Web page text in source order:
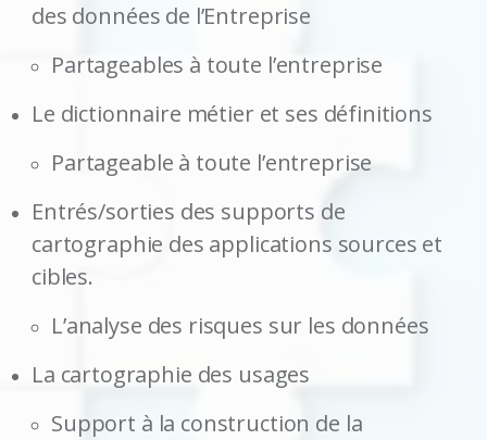
des données de l’Entreprise
Partageables à toute l’entreprise
Le dictionnaire métier et ses définitions
Partageable à toute l’entreprise
Entrés/sorties des supports de
cartographie des applications sources et
cibles.
L’analyse des risques sur les données
La cartographie des usages
Support à la construction de la